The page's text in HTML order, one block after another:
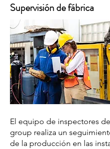
Supervisión de fábrica
El equipo de inspectores
group realiza un
de la producción en las